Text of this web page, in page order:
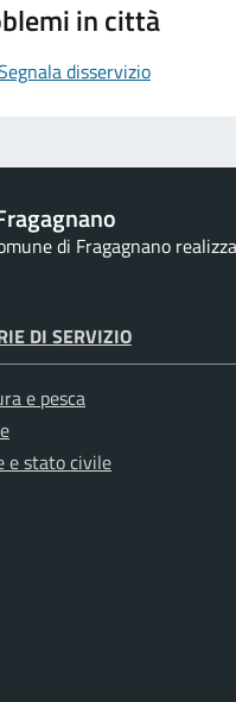
in città
disservizio
di Fragagnano
DI SERVIZIO
e pesca
e stato civile